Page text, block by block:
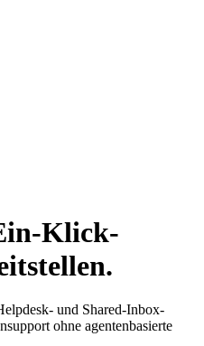
Klick-
und Shared-Inbox-
ohne agentenbasierte